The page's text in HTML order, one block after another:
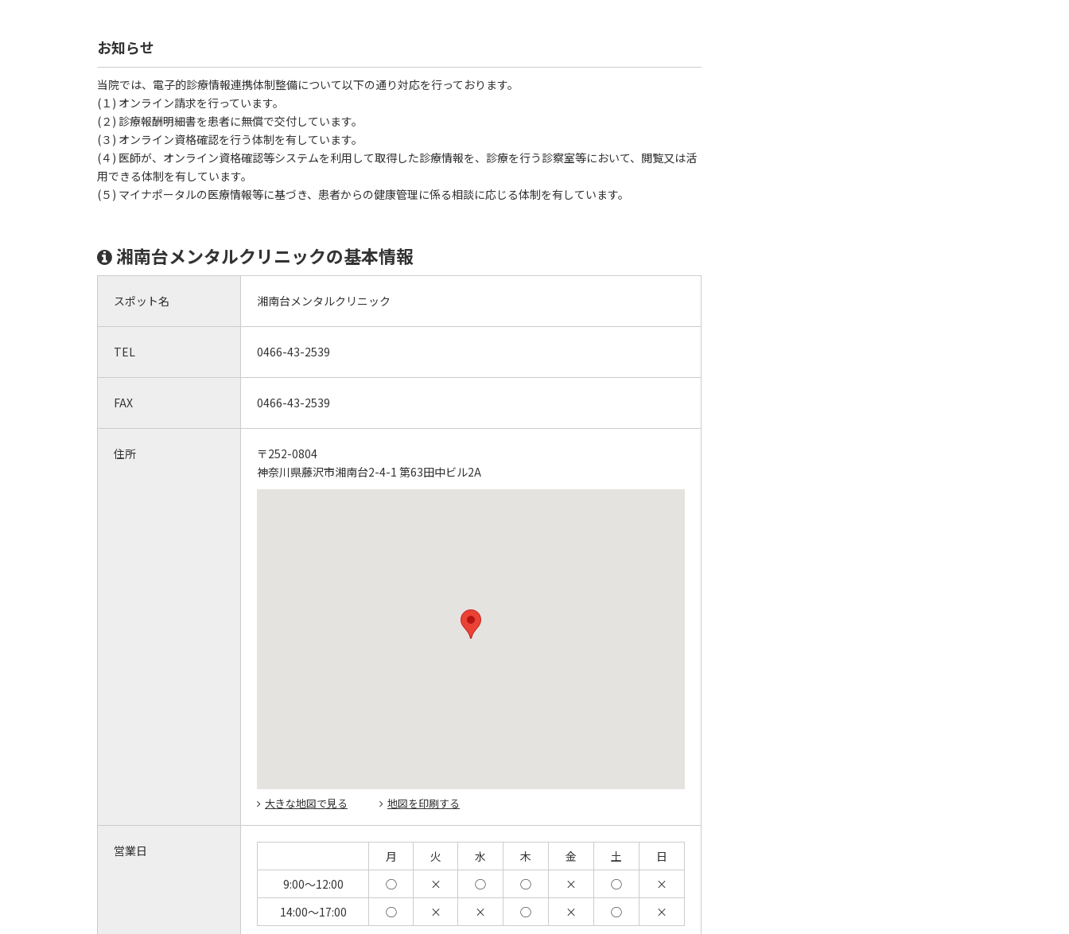
お知らせ
当院では、電子的診療情報連携体制整備について以下の通り対応を行っております。
(１) オンライン請求を行っています。
(２) 診療報酬明細書を患者に無償で交付しています。
(３) オンライン資格確認を行う体制を有しています。
(４) 医師が、オンライン資格確認等システムを利用して取得した診療情報を、診療を行う診察室等において、閲覧又は活
用できる体制を有しています。
(５) マイナポータルの医療情報等に基づき、患者からの健康管理に係る相談に応じる体制を有しています。
湘南台メンタルクリニックの基本情報
スポット名 湘南台メンタルクリニック
TEL 0466-43-2539
FAX 0466-43-2539
住所
〒252-0804
神奈川県藤沢市湘南台2-4-1 第63田中ビル2A
大きな地図で見る 地図を印刷する
営業日 月 火 水 木 金 土
日
9:00～12:00
◯ × ◯ ◯ × ◯
×
14:00～17:00
◯ × × ◯ × ◯
×